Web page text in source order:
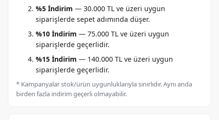
%5 İndirim — 30.000 TL ve üzeri uygun
siparişlerde sepet adımında düşer.
%10 İndirim — 75.000 TL ve üzeri uygun
siparişlerde geçerlidir.
%15 İndirim — 140.000 TL ve üzeri uygun
siparişlerde geçerlidir.
* Kampanyalar stok/ürün uygunluklarıyla sınırlıdır. Aynı anda
birden fazla indirim geçerli olmayabilir.